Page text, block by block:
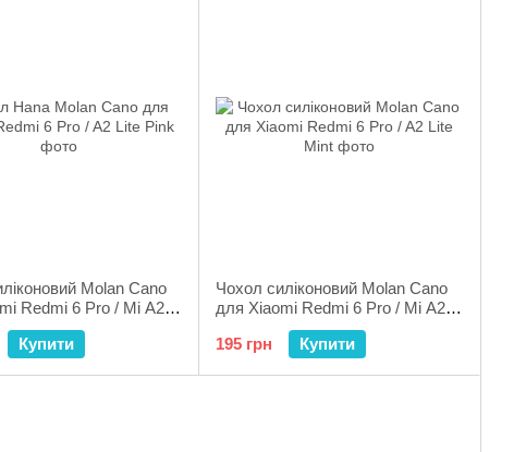
Molan Cano
Redmi 6 Pro / Mi A2
Купити
Чохол силіконовий Molan Cano
для Xiaomi Redmi 6 Pro / Mi A2
195 грн
Купити